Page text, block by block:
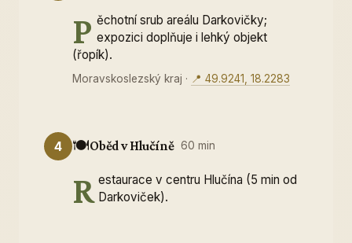
P ěchotní srub areálu Darkovičky;
expozici doplňuje i lehký objekt
(řopík).
Moravskoslezský kraj · 📍 49.9241, 18.2283
4 🍽️Oběd v Hlučíně 60 min
R estaurace v centru Hlučína (5 min od
Darkoviček).